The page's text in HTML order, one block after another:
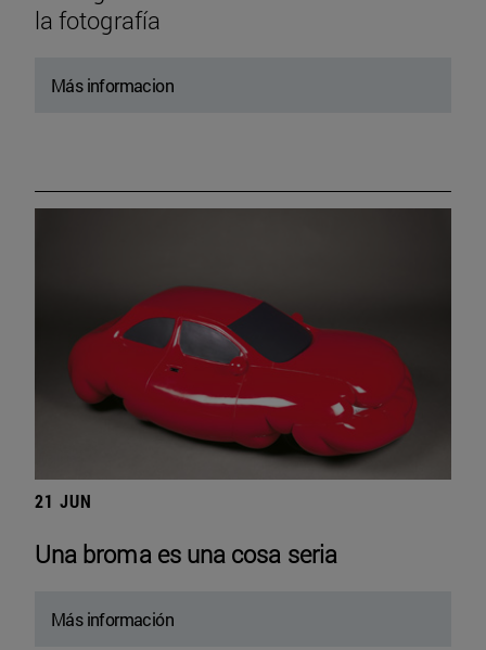
la fotografía
Más informacion
21 JUN
Una broma es una cosa seria
Más información